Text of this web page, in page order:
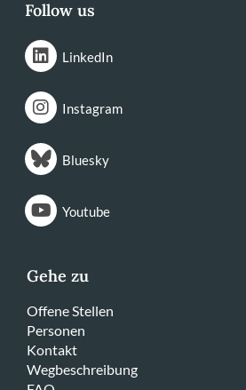
Follow us
LinkedIn
Instagram
Bluesky
Youtube
Gehe zu
Offene Stellen
Personen
Kontakt
Wegbeschreibung